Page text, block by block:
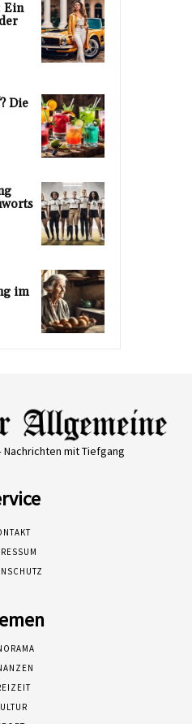
Ein
Die
im
mit Tiefgang